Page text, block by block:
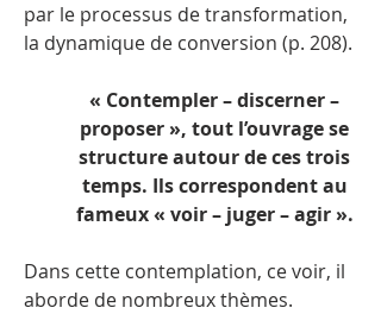
par le processus de transformation,
la dynamique de conversion (p. 208).
« Contempler – discerner –
proposer », tout l’ouvrage se
structure autour de ces trois
temps. Ils correspondent au
fameux « voir – juger – agir ».
Dans cette contemplation, ce voir, il
aborde de nombreux thèmes.